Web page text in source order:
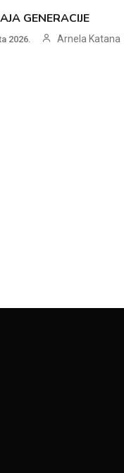
GENERACIJE
2026. Arnela Katana